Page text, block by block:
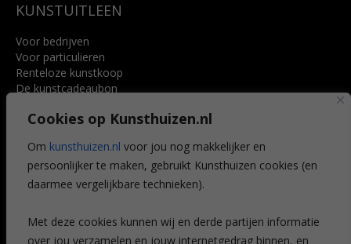
Cookies op Kunsthuizen.nl
Om kunsthuizen.nl voor jou nog makkelijker en
persoonlijker te maken, gebruikt Kunsthuizen cookies (en
daarmee vergelijkbare technieken).
Met deze cookies kunnen wij en derde partijen informatie
over jou verzamelen en jouw internetgedrag binnen, en
KUNSTUITLEEN
Voor bedrijven
Voor particulieren
Renteloze kunstkoop
De kunstcadeaubon
Voordelen
Veelgestelde vragen
CONTACT
Leiden